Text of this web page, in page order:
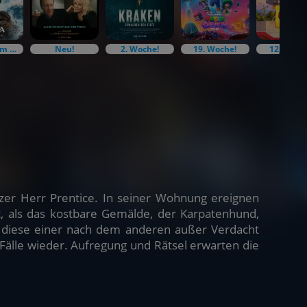
4. Woche!Im Bundesstart Neu! 2. Woche! 19. Woche! 12.
Herr Prentice. In seiner Wohnung ereignen
das kostbare Gemälde, der Karpatenhund,
einer nach dem anderen außer Verdacht
wieder. Aufregung und Rätsel erwarten die